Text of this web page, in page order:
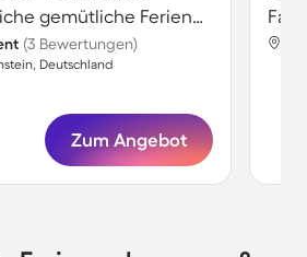
Familienfreundliche gemütliche Ferienwohnung mit Terrasse, Grill und privatem Pool | Bergblick | Haustiere sind willkommen
(3 Bewertungen)
Deutschland
Zum Angebot